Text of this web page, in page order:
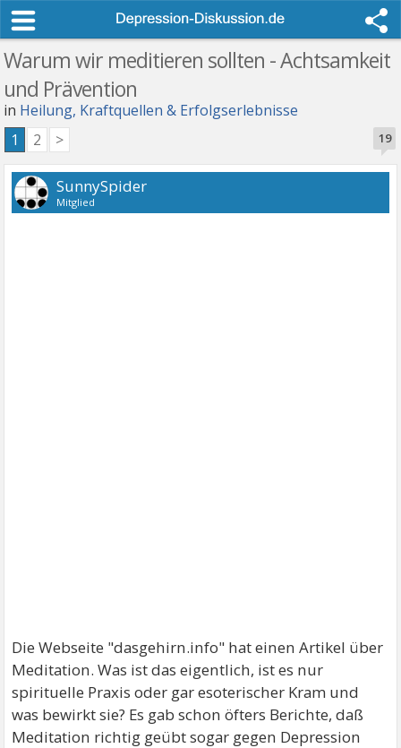
Warum wir meditieren sollten - Achtsamkeit
und Prävention
in Heilung, Kraftquellen & Erfolgserlebnisse
19
1 2 >
SunnySpider
Mitglied
Die Webseite "dasgehirn.info" hat einen Artikel über
Meditation. Was ist das eigentlich, ist es nur
spirituelle Praxis oder gar esoterischer Kram und
was bewirkt sie? Es gab schon öfters Berichte, daß
Meditation richtig geübt sogar gegen Depression